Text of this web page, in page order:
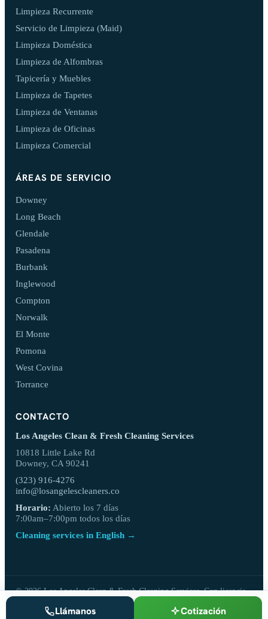
Limpieza Recurrente
Servicio de Limpieza (Maid)
Limpieza Doméstica
Limpieza de Alfombras
Tapicería y Muebles
Limpieza de Tapetes
Limpieza de Ventanas
Limpieza de Oficinas
Limpieza Comercial
ÁREAS DE SERVICIO
Downey
Long Beach
Glendale
Pasadena
Burbank
Inglewood
Compton
Norwalk
El Monte
Pomona
West Covina
Torrance
CONTACTO
Los Angeles Clean & Fresh Cleaning Services
10818 Little Lake Rd
Downey, CA 90241
(323) 916-4276
info@losangelescleaners.co
Horario: Abierto los 7 días
7:00am–7:00pm todos los días
Cleaning services in English →
© 2026 Los Angeles Clean & Fresh Cleaning Services. Con licencia,
Privacidad· Términos
Llámanos Cotización